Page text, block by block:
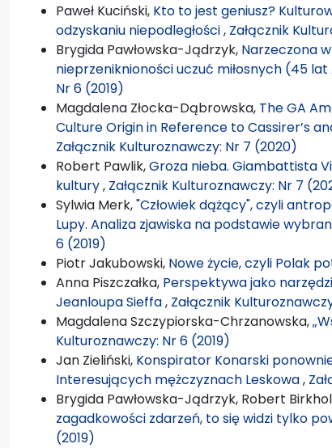
Paweł Kuciński, Kto to jest geniusz?
odzyskaniu niepodległości, Załącznik
Brygida Pawłowska-Jądrzyk, Narzeczona
nieprzeniknioności uczuć miłosnych (45
Nr 6 (2019)
Magdalena Złocka-Dąbrowska, The GA
Culture Origin in Reference to Cassirer’s
Załącznik Kulturoznawczy: Nr 7 (2020)
Robert Pawlik,Groza nieba. Giambattista
kultury, Załącznik Kulturoznawczy: Nr 7
Sylwia Merk,"Człowiek dążący", czyli
Lupy. Analiza zjawiska na podstawie
6 (2019)
Piotr Jakubowski, Nowe życie, czyli Polak
Anna Piszczałka, Perspektywa jako
Jeanloupa Sieffa, Załącznik
Magdalena Szczypiorska-Chrzanowska,
Kulturoznawczy: Nr 6 (2019)
Jan Zieliński, Konspirator Konarski
Interesujących mężczyznach Leskowa,
Brygida Pawłowska-Jądrzyk, Robert
zagadkowości zdarzeń, to się widzi tylko
(2019)